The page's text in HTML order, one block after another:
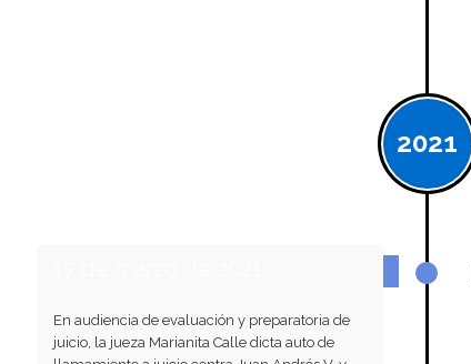
2021
En audiencia de evaluación y preparatoria de
juicio, la jueza Marianita Calle dicta auto de